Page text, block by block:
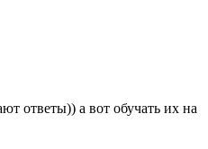
ответы)) а вот обучать их на